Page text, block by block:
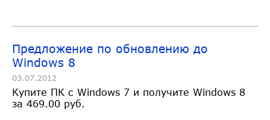
Предложение по обновлению до
Windows 8
03.07.2012
Купите ПК с Windows 7 и получите Windows 8
за 469.00 руб.